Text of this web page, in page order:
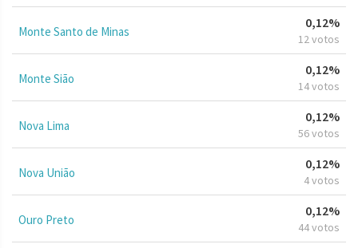
Monte Santo de Minas
0,12%
12 votos
Monte Sião
0,12%
14 votos
Nova Lima
0,12%
56 votos
Nova União
0,12%
4 votos
Ouro Preto
0,12%
44 votos